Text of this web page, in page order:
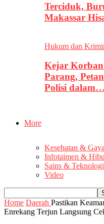
Terciduk,
Makassar
Hukum dan
Kejar
Parang,
Polisi dalam…
More
Kesehatan &
Infotaimen &
Sains & Teknologi
Video
Home Daerah Pastikan
Enrekang Terjun Langsung